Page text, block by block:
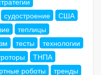
судостроение
США
теплицы
тесты
технологии
ТНПА
роботы
тренды